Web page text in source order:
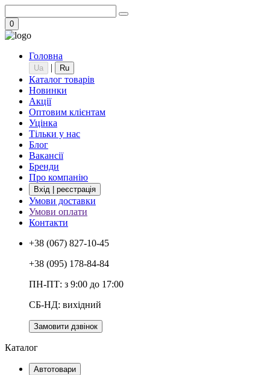
0
Головна
Ua | Ru
Каталог товарів
Новинки
Акції
Оптовим клієнтам
Уцінка
Тільки у нас
Блог
Вакансії
Бренди
Про компанію
Вхід | реєстрація
Умови доставки
Умови оплати
Контакти
+38 (067) 827-10-45
+38 (095) 178-84-84
ПН-ПТ: з 9:00 до 17:00
СБ-НД: вихідний
Замовити дзвінок
Каталог
Автотовари